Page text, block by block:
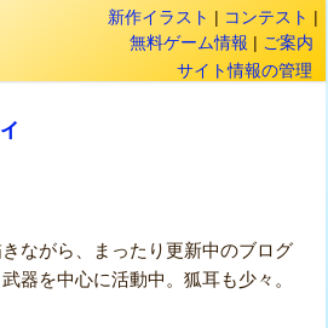
新作イラスト | コンテスト |
無料ゲーム情報 | ご案内
サイト情報の管理
ながら、まったり更新中のブログ
器を中心に活動中。狐耳も少々。